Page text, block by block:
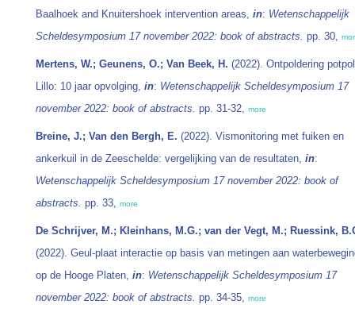
Baalhoek and Knuitershoek intervention areas, in: Wetenschappelijk
Scheldesymposium 17 november 2022: book of abstracts. pp. 30,
Mertens, W.; Geunens, O.; Van Beek, H. (2022). Ontpoldering
Lillo: 10 jaar opvolging, in: Wetenschappelijk Scheldesymposium 17
november 2022: book of abstracts. pp. 31-32, more
Breine, J.; Van den Bergh, E. (2022). Vismonitoring met fuiken en
ankerkuil in de Zeeschelde: vergelijking van de resultaten, in:
Wetenschappelijk Scheldesymposium 17 november 2022: book of
abstracts. pp. 33, more
De Schrijver, M.; Kleinhans, M.G.; van der Vegt, M.; Ruessink,
(2022). Geul-plaat interactie op basis van metingen aan
op de Hooge Platen, in: Wetenschappelijk Scheldesymposium 17
november 2022: book of abstracts. pp. 34-35, more